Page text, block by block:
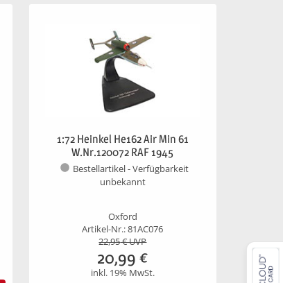
1:72 Heinkel He162 Air Min 61
W.Nr.120072 RAF 1945
Bestellartikel - Verfügbarkeit
unbekannt
Oxford
Artikel-Nr.: 81AC076
22,95€ UVP
20,99 €
inkl. 19% MwSt.